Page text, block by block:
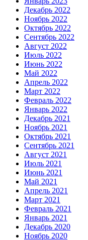
Декабрь 2022
Ноябрь 2022
Октябрь 2022
Сентябрь 2022
Август 2022
Июль 2022
Июнь 2022
Май 2022
Апрель 2022
Март 2022
Февраль 2022
Январь 2022
Декабрь 2021
Ноябрь 2021
Октябрь 2021
Сентябрь 2021
Август 2021
Июль 2021
Июнь 2021
Май 2021
Апрель 2021
Март 2021
Февраль 2021
Январь 2021
Декабрь 2020
Ноябрь 2020